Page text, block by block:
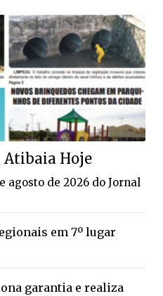
Atibaia Hoje
agosto de 2026 do Jornal
em 7º lugar
garantia e realiza